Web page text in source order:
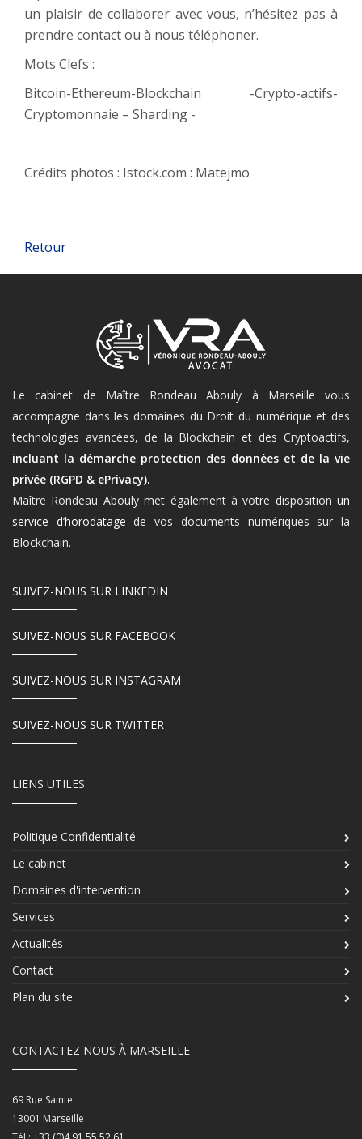
un plaisir de collaborer avec vous, n’hésitez pas à
prendre contact ou à nous téléphoner.
Mots Clefs :
Bitcoin-Ethereum-Blockchain -Crypto-actifs-
Cryptomonnaie – Sharding -
Crédits photos : Istock.com : Matejmo
Retour
Le cabinet de Maître Rondeau Abouly à Marseille vous
accompagne dans les domaines du Droit du numérique et des
technologies avancées, de la Blockchain et des Cryptoactifs,
incluant la démarche protection des données et de la vie
privée (RGPD & ePrivacy).
Maître Rondeau Abouly met également à votre disposition un
service d’horodatage de vos documents numériques sur la
Blockchain.
SUIVEZ-NOUS SUR LINKEDIN
SUIVEZ-NOUS SUR FACEBOOK
SUIVEZ-NOUS SUR INSTAGRAM
SUIVEZ-NOUS SUR TWITTER
LIENS UTILES
Politique Confidentialité
Le cabinet
Domaines d'intervention
Services
Actualités
Contact
Plan du site
CONTACTEZ NOUS À MARSEILLE
69 Rue Sainte
13001 Marseille